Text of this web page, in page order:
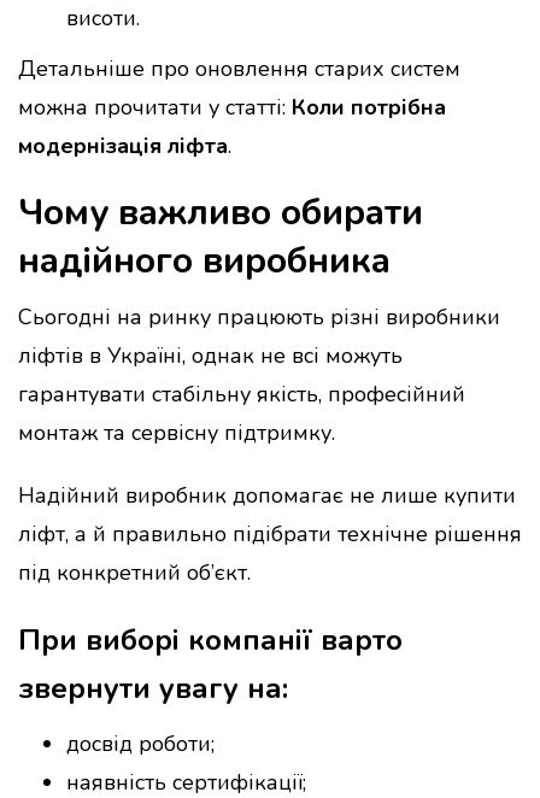
висоти.
Детальніше про оновлення старих систем
можна прочитати у статті: Коли потрібна
модернізація ліфта.
Чому важливо обирати
надійного виробника
Сьогодні на ринку працюють різні виробники
ліфтів в Україні, однак не всі можуть
гарантувати стабільну якість, професійний
монтаж та сервісну підтримку.
Надійний виробник допомагає не лише купити
ліфт, а й правильно підібрати технічне рішення
під конкретний об’єкт.
При виборі компанії варто
звернути увагу на:
досвід роботи;
наявність сертифікації;